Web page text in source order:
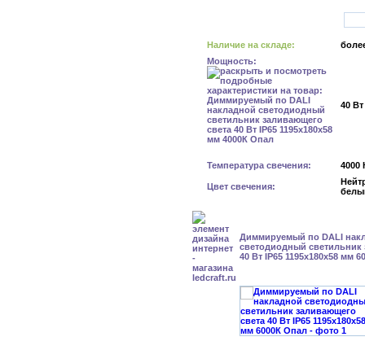
Наличие на складе:
Мощность:
40 Вт
Температура свечения: 4000
Цвет свечения:
Диммируемый по DALI
светодиодный светильник
40 Вт IP65 1195x180x58 мм